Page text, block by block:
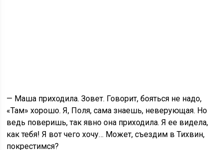
— Маша приходила. Зовет. Говорит, бояться не надо,
«Там» хорошо. Я, Поля, сама знаешь, неверующая. Но
ведь поверишь, так явно она приходила. Я ее видела,
как тебя! Я вот чего хочу… Может, съездим в Тихвин,
покрестимся?